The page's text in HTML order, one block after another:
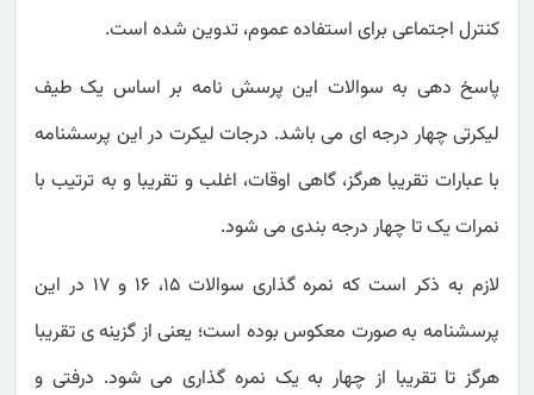
کنترل اجتماعی برای استفاده عموم، تدوین شده است.
پاسخ دهی به سوالات این پرسش نامه بر اساس یک طیف
لیکرتی چهار درجه ای می باشد. درجات لیکرت در این پرسشنامه
با عبارات تقریبا هرگز، گاهی اوقات، اغلب و تقریبا و به ترتیب با
نمرات یک تا چهار درجه بندی می شود.
لازم به ذکر است که نمره گذاری سوالات 15، 16 و 17 در این
پرسشنامه به صورت معکوس بوده است؛ یعنی از گزینه ی تقریبا
هرگز تا تقریبا از چهار به یک نمره گذاری می شود. درفتی و